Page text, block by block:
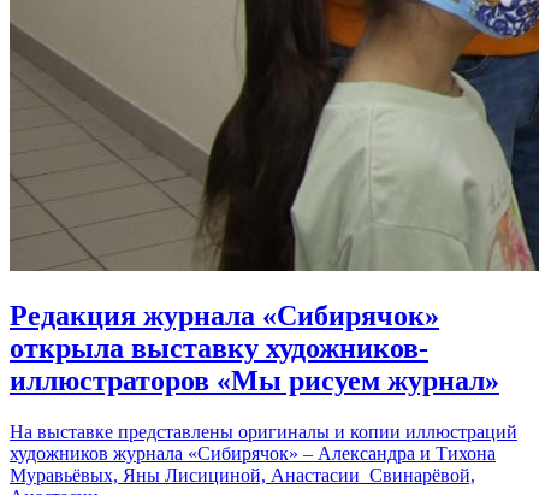
Редакция журнала «Сибирячок»
открыла выставку художников-
иллюстраторов «Мы рисуем журнал»
На выставке представлены оригиналы и копии иллюстраций
художников журнала «Сибирячок» – Александра и Тихона
Муравьёвых, Яны Лисициной, Анастасии Свинарёвой,